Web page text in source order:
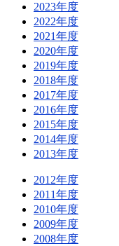
2023年度
2022年度
2021年度
2020年度
2019年度
2018年度
2017年度
2016年度
2015年度
2014年度
2013年度
2012年度
2011年度
2010年度
2009年度
2008年度